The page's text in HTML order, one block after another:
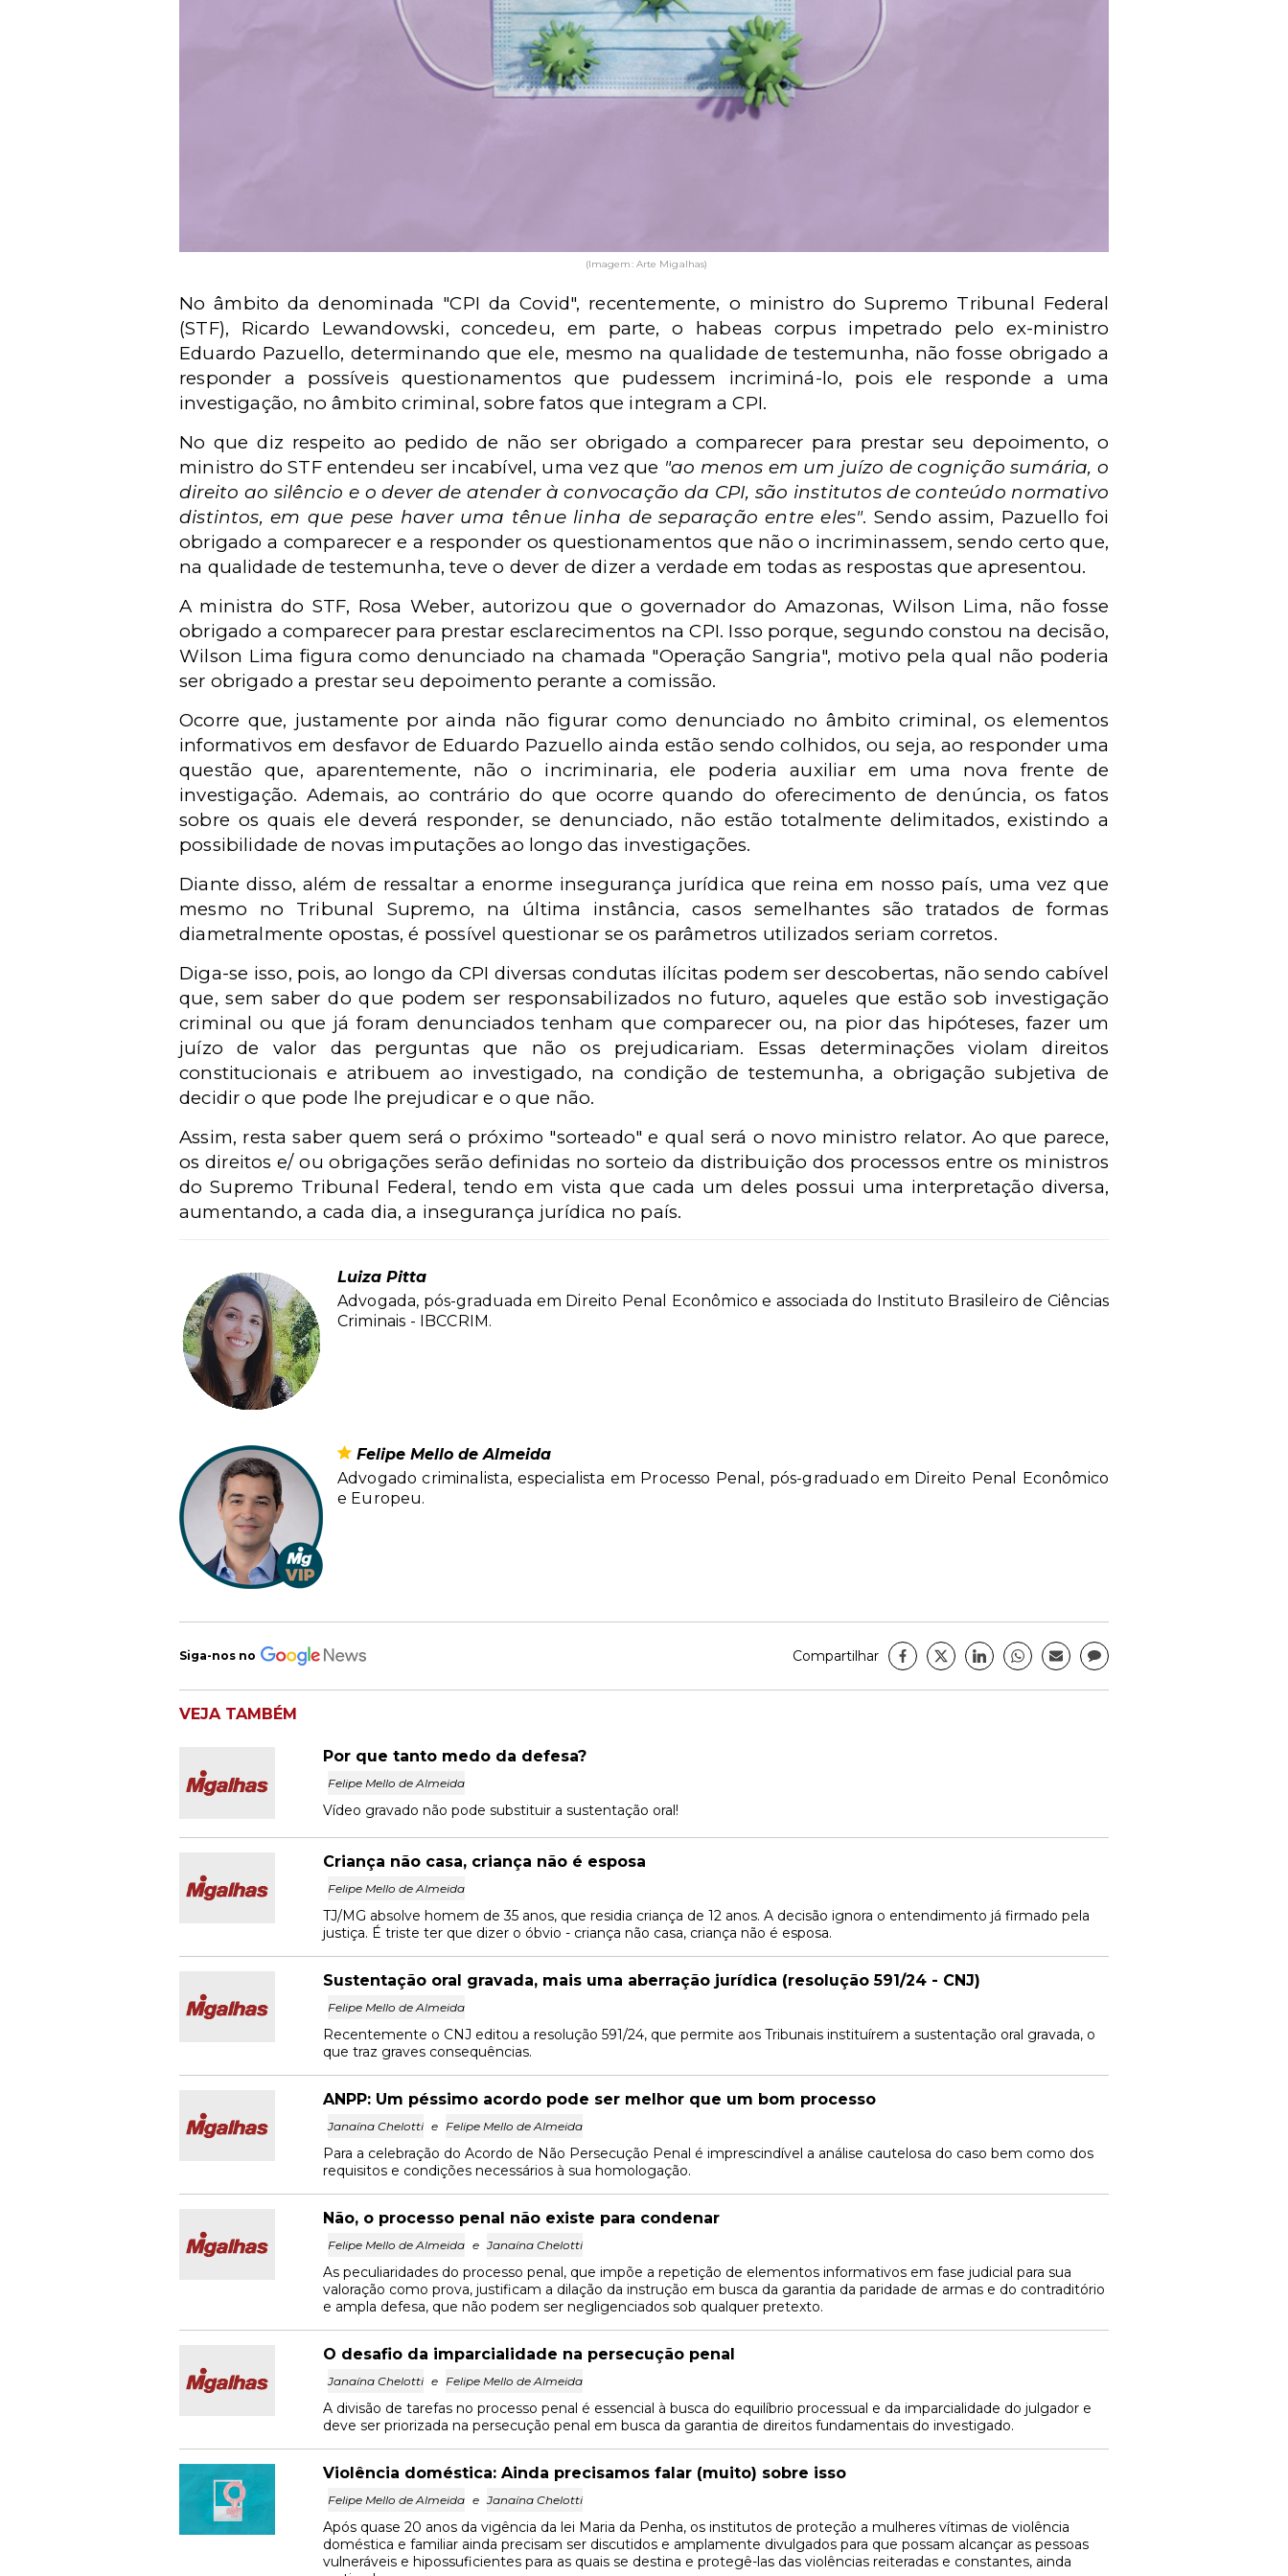
(Imagem: Arte Migalhas)
No âmbito da denominada "CPI da Covid", recentemente, o ministro do Supremo Tribunal Federal
(STF), Ricardo Lewandowski, concedeu, em parte, o habeas corpus impetrado pelo ex-ministro
Eduardo Pazuello, determinando que ele, mesmo na qualidade de testemunha, não fosse obrigado a
responder a possíveis questionamentos que pudessem incriminá-lo, pois ele responde a uma
investigação, no âmbito criminal, sobre fatos que integram a CPI.
No que diz respeito ao pedido de não ser obrigado a comparecer para prestar seu depoimento, o
ministro do STF entendeu ser incabível, uma vez que "ao menos em um juízo de cognição sumária, o
direito ao silêncio e o dever de atender à convocação da CPI, são institutos de conteúdo normativo
distintos, em que pese haver uma tênue linha de separação entre eles". Sendo assim, Pazuello foi
obrigado a comparecer e a responder os questionamentos que não o incriminassem, sendo certo que,
na qualidade de testemunha, teve o dever de dizer a verdade em todas as respostas que apresentou.
A ministra do STF, Rosa Weber, autorizou que o governador do Amazonas, Wilson Lima, não fosse
obrigado a comparecer para prestar esclarecimentos na CPI. Isso porque, segundo constou na decisão,
Wilson Lima figura como denunciado na chamada "Operação Sangria", motivo pela qual não poderia
ser obrigado a prestar seu depoimento perante a comissão.
Ocorre que, justamente por ainda não figurar como denunciado no âmbito criminal, os elementos
informativos em desfavor de Eduardo Pazuello ainda estão sendo colhidos, ou seja, ao responder uma
questão que, aparentemente, não o incriminaria, ele poderia auxiliar em uma nova frente de
investigação. Ademais, ao contrário do que ocorre quando do oferecimento de denúncia, os fatos
sobre os quais ele deverá responder, se denunciado, não estão totalmente delimitados, existindo a
possibilidade de novas imputações ao longo das investigações.
Diante disso, além de ressaltar a enorme insegurança jurídica que reina em nosso país, uma vez que
mesmo no Tribunal Supremo, na última instância, casos semelhantes são tratados de formas
diametralmente opostas, é possível questionar se os parâmetros utilizados seriam corretos.
Diga-se isso, pois, ao longo da CPI diversas condutas ilícitas podem ser descobertas, não sendo cabível
que, sem saber do que podem ser responsabilizados no futuro, aqueles que estão sob investigação
criminal ou que já foram denunciados tenham que comparecer ou, na pior das hipóteses, fazer um
juízo de valor das perguntas que não os prejudicariam. Essas determinações violam direitos
constitucionais e atribuem ao investigado, na condição de testemunha, a obrigação subjetiva de
decidir o que pode lhe prejudicar e o que não.
Assim, resta saber quem será o próximo "sorteado" e qual será o novo ministro relator. Ao que parece,
os direitos e/ ou obrigações serão definidas no sorteio da distribuição dos processos entre os ministros
do Supremo Tribunal Federal, tendo em vista que cada um deles possui uma interpretação diversa,
aumentando, a cada dia, a insegurança jurídica no país.
Luiza Pitta
Advogada, pós-graduada em Direito Penal Econômico e associada do Instituto Brasileiro de Ciências
Criminais - IBCCRIM.
Felipe Mello de Almeida
Advogado criminalista, especialista em Processo Penal, pós-graduado em Direito Penal Econômico
e Europeu.
Siga-nos no Compartilhar
VEJA TAMBÉM
Por que tanto medo da defesa?
Felipe Mello de Almeida
Vídeo gravado não pode substituir a sustentação oral!
Criança não casa, criança não é esposa
Felipe Mello de Almeida
TJ/MG absolve homem de 35 anos, que residia criança de 12 anos. A decisão ignora o entendimento já firmado pela
justiça. É triste ter que dizer o óbvio - criança não casa, criança não é esposa.
Sustentação oral gravada, mais uma aberração jurídica (resolução 591/24 - CNJ)
Felipe Mello de Almeida
Recentemente o CNJ editou a resolução 591/24, que permite aos Tribunais instituírem a sustentação oral gravada, o
que traz graves consequências.
ANPP: Um péssimo acordo pode ser melhor que um bom processo
Janaína Chelotti e Felipe Mello de Almeida
Para a celebração do Acordo de Não Persecução Penal é imprescindível a análise cautelosa do caso bem como dos
requisitos e condições necessários à sua homologação.
Não, o processo penal não existe para condenar
Felipe Mello de Almeida e Janaína Chelotti
As peculiaridades do processo penal, que impõe a repetição de elementos informativos em fase judicial para sua
valoração como prova, justificam a dilação da instrução em busca da garantia da paridade de armas e do contraditório
e ampla defesa, que não podem ser negligenciados sob qualquer pretexto.
O desafio da imparcialidade na persecução penal
Janaína Chelotti e Felipe Mello de Almeida
A divisão de tarefas no processo penal é essencial à busca do equilíbrio processual e da imparcialidade do julgador e
deve ser priorizada na persecução penal em busca da garantia de direitos fundamentais do investigado.
Violência doméstica: Ainda precisamos falar (muito) sobre isso
Felipe Mello de Almeida e Janaína Chelotti
Após quase 20 anos da vigência da lei Maria da Penha, os institutos de proteção a mulheres vítimas de violência
doméstica e familiar ainda precisam ser discutidos e amplamente divulgados para que possam alcançar as pessoas
vulneráveis e hipossuficientes para as quais se destina e protegê-las das violências reiteradas e constantes, ainda